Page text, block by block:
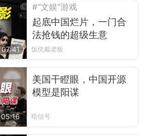
07:41
#“文娱”游戏
起底中国烂片，一门合
法抢钱的超级生意
饭统戴老板
05:16
美国干瞪眼，中国开源
模型是阳谋
暗信号